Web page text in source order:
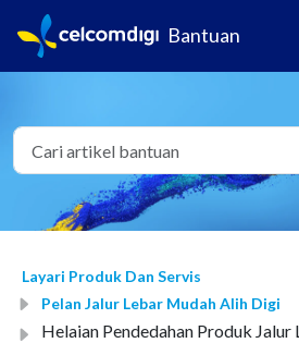
Bantuan
Layari Produk Dan Servis
Pelan Jalur Lebar Mudah Alih Digi
Helaian Pendedahan Produk